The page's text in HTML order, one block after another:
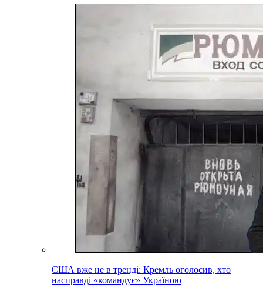
США вже не в тренді: Кремль оголосив, хто
насправді «командує» Україною